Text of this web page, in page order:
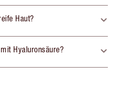
Haut?
Hyaluronsäure?